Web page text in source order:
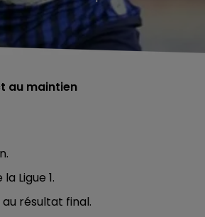
au maintien
Ligue 1.
résultat final.